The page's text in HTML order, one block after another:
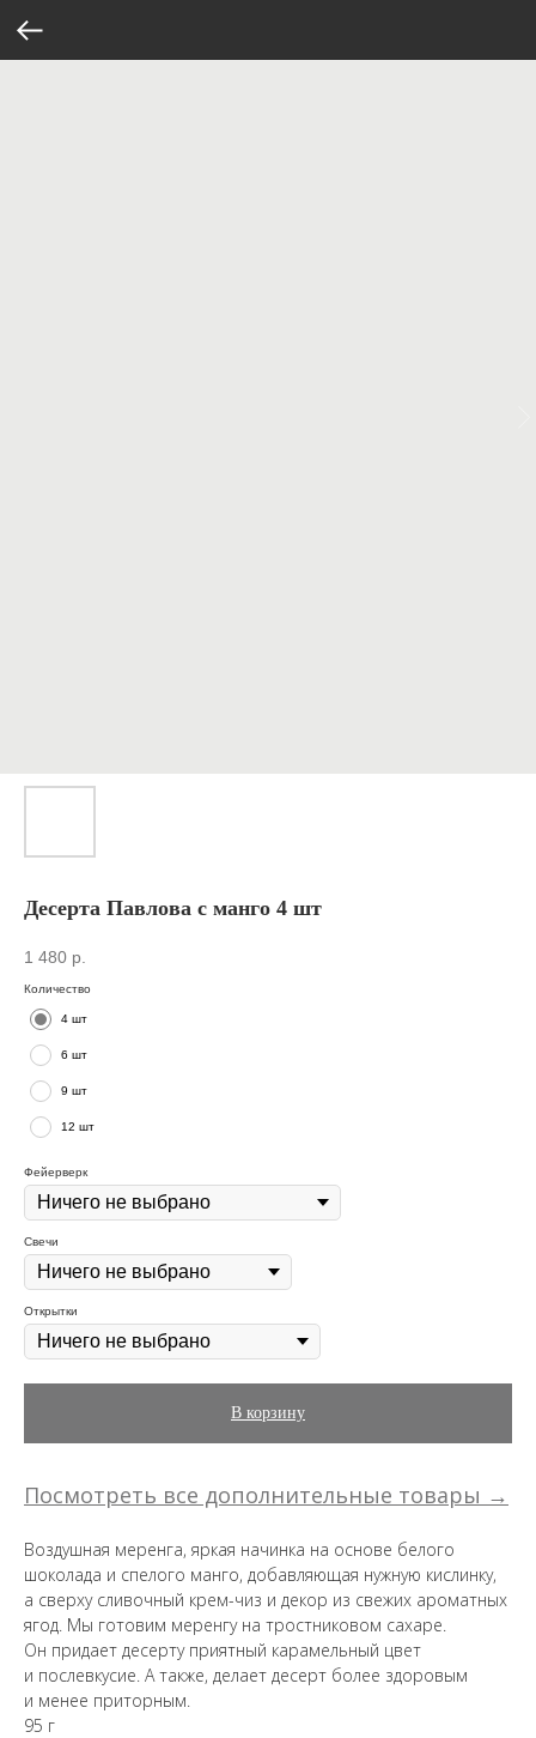
Десерта Павлова с манго 4 шт
1 480 р.
Количество
4 шт
6 шт
9 шт
12 шт
Фейерверк
Свечи
Открытки
В корзину
Посмотреть все дополнительные товары →
Воздушная меренга, яркая начинка на основе белого
шоколада и спелого манго, добавляющая нужную кислинку,
а сверху сливочный крем-чиз и декор из свежих ароматных
ягод. Мы готовим меренгу на тростниковом сахаре.
Он придает десерту приятный карамельный цвет
и послевкусие. А также, делает десерт более здоровым
и менее приторным.
95 г